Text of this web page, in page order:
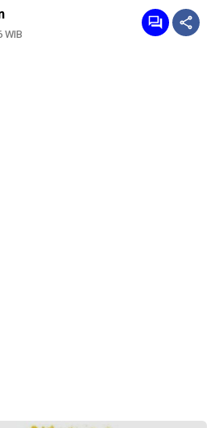
WIB